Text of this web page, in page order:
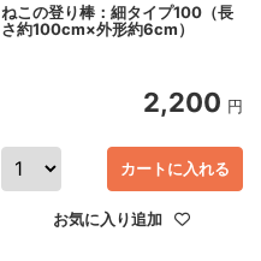
ねこの登り棒：細タイプ100（長
さ約100cm×外形約6cm）
2,200 円
カートに入れる
お気に入り追加